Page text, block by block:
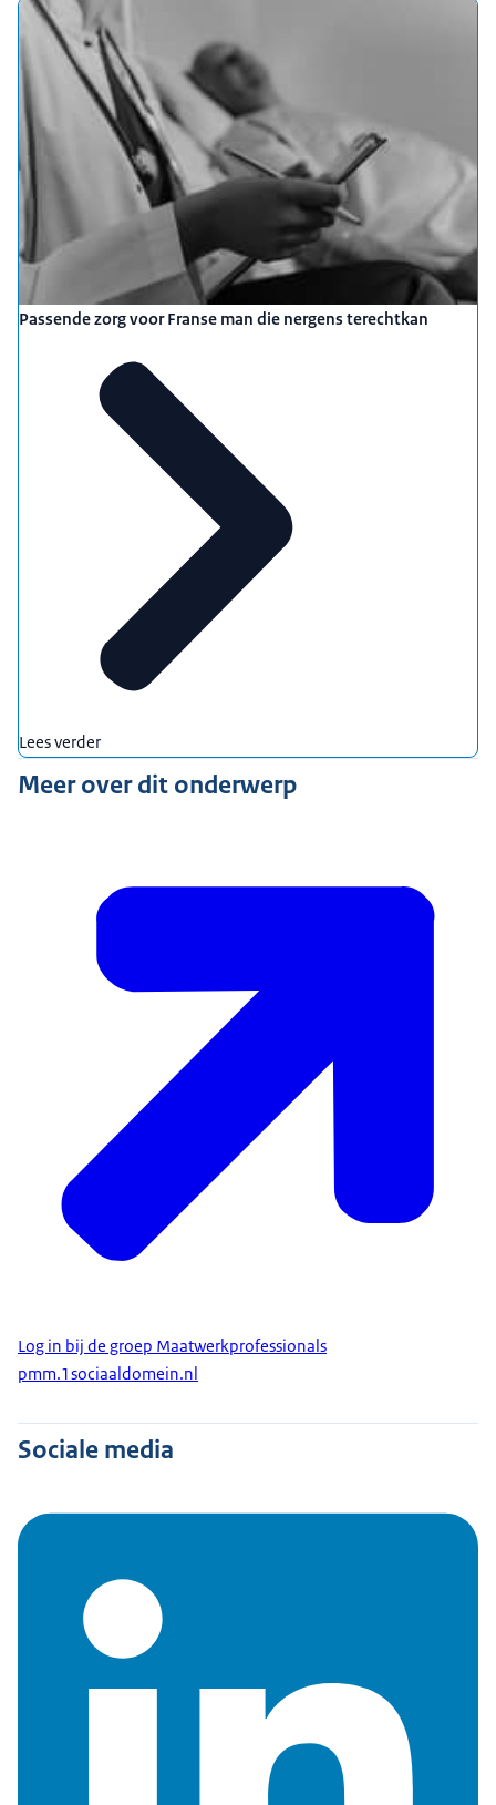
Passende zorg voor Franse man die nergens terechtkan
Lees verder
Meer over dit onderwerp
Log in bij de groep Maatwerkprofessionals
pmm.1sociaaldomein.nl
Sociale media